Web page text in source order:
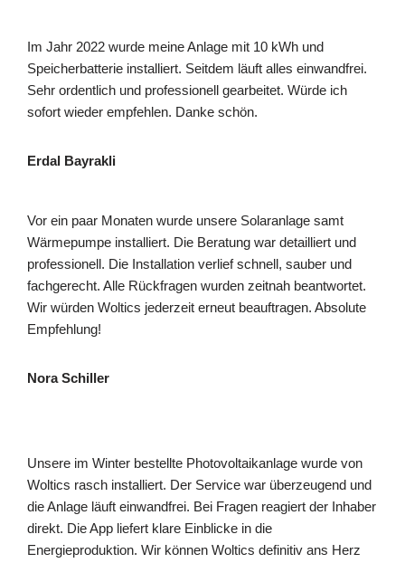
Im Jahr 2022 wurde meine Anlage mit 10 kWh und
Speicherbatterie installiert. Seitdem läuft alles einwandfrei.
Sehr ordentlich und professionell gearbeitet. Würde ich
sofort wieder empfehlen. Danke schön.
Erdal Bayrakli
Vor ein paar Monaten wurde unsere Solaranlage samt
Wärmepumpe installiert. Die Beratung war detailliert und
professionell. Die Installation verlief schnell, sauber und
fachgerecht. Alle Rückfragen wurden zeitnah beantwortet.
Wir würden Woltics jederzeit erneut beauftragen. Absolute
Empfehlung!
Nora Schiller
Unsere im Winter bestellte Photovoltaikanlage wurde von
Woltics rasch installiert. Der Service war überzeugend und
die Anlage läuft einwandfrei. Bei Fragen reagiert der Inhaber
direkt. Die App liefert klare Einblicke in die
Energieproduktion. Wir können Woltics definitiv ans Herz